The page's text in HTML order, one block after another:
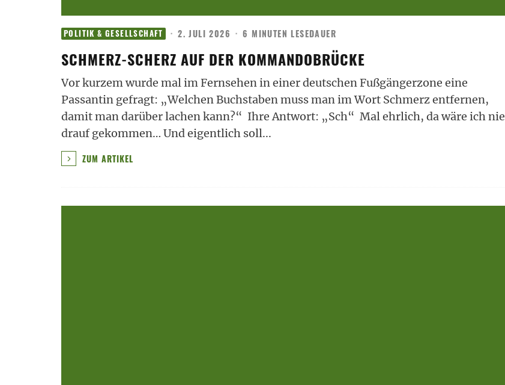
POLITIK & GESELLSCHAFT · 2. JULI 2026 · 6 MINUTEN LESEDAUER
SCHMERZ-SCHERZ AUF DER KOMMANDOBRÜCKE
Vor kurzem wurde mal im Fernsehen in einer deutschen Fußgängerzone eine
Passantin gefragt: „Welchen Buchstaben muss man im Wort Schmerz entfernen,
damit man darüber lachen kann?“ Ihre Antwort: „Sch“ Mal ehrlich, da wäre ich nie
drauf gekommen… Und eigentlich soll...
ZUM ARTIKEL